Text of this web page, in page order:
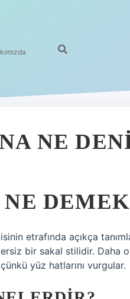
NE
etrafında açıkça
bir sakal stilidir. Daha
yüz hatlarını vurgular.